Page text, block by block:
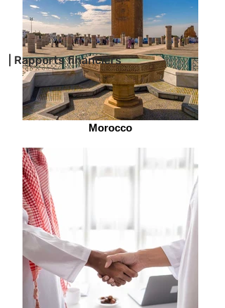
Morocco
| Rapports financiers